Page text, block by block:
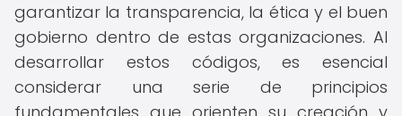
garantizar la transparencia, la ética y el buen
gobierno dentro de estas organizaciones. Al
desarrollar estos códigos, es esencial
considerar una serie de principios